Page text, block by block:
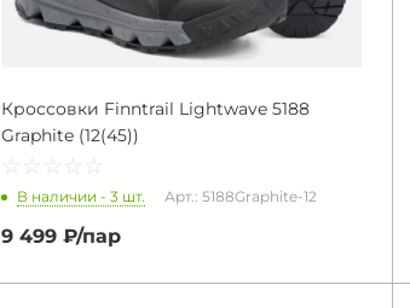
Кроссовки Finntrail Lightwave 5188
Graphite (12(45))
☆ ☆ ☆ ☆ ☆
★ ★ ★ ★ ★
В наличии - 3 шт. Арт.: 5188Graphite-12
9 499 ₽/пар